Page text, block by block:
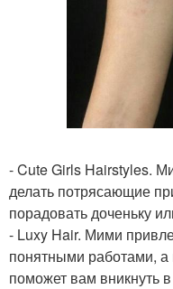
- Cute Girls Hairstyles.
делать потрясающие
порадовать доченьку
- Luxy Hair. Мими
понятными работами, а
поможет вам вникнуть